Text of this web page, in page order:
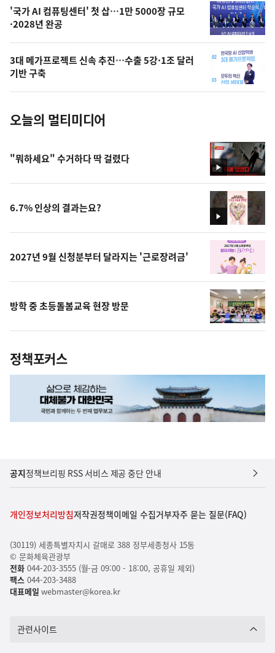
오
의
사
진
'국가 AI 컴퓨팅센터' 첫 삽…1만 5000장 규모
·2028년 완공
3대 메가프로젝트 신속 추진…수출 5강·1조 달러
기반 구축
오늘의 멀티미디어
영
상
"뭐하세요" 수거하다 딱 걸렸다
영
상
6.7% 인상의 결과는요?
2027년 9월 신청분부터 달라지는 '근로장려금'
방학 중 초등돌봄교육 현장 방문
정책포커스
공지정책브리핑 RSS 서비스 제공 중단 안내
개인정보처리방침저작권정책이메일 수집거부자주 묻는 질문(FAQ)
(30119) 세종특별자치시 갈매로 388 정부세종청사 15동
© 문화체육관광부
전화044-203-3555 (월-금 09:00 - 18:00, 공휴일 제외)
팩스044-203-3488
대표메일 webmaster@korea.kr
관련사이트